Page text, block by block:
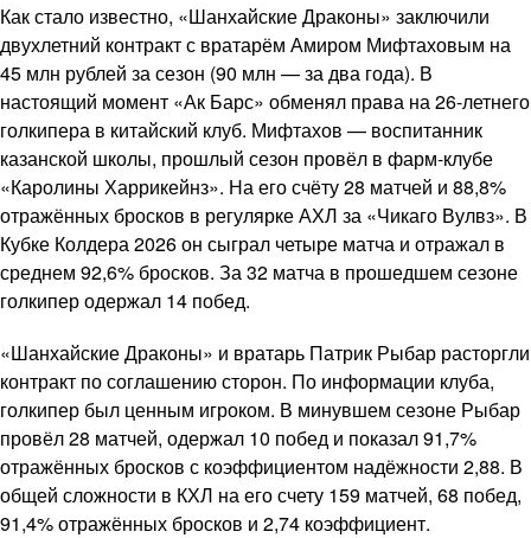
Как стало известно, «Шанхайские Драконы» заключили
двухлетний контракт с вратарём Амиром Мифтаховым на
45 млн рублей за сезон (90 млн — за два года). В
настоящий момент «Ак Барс» обменял права на 26-летнего
голкипера в китайский клуб. Мифтахов — воспитанник
казанской школы, прошлый сезон провёл в фарм-клубе
«Каролины Харрикейнз». На его счёту 28 матчей и 88,8%
отражённых бросков в регулярке АХЛ за «Чикаго Вулвз». В
Кубке Колдера 2026 он сыграл четыре матча и отражал в
среднем 92,6% бросков. За 32 матча в прошедшем сезоне
голкипер одержал 14 побед.
«Шанхайские Драконы» и вратарь Патрик Рыбар расторгли
контракт по соглашению сторон. По информации клуба,
голкипер был ценным игроком. В минувшем сезоне Рыбар
провёл 28 матчей, одержал 10 побед и показал 91,7%
отражённых бросков с коэффициентом надёжности 2,88. В
общей сложности в КХЛ на его счету 159 матчей, 68 побед,
91,4% отражённых бросков и 2,74 коэффициент.